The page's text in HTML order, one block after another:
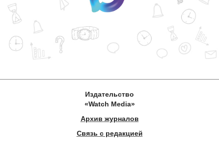
Издательство
«Watch Media»
Архив журналов
Связь с редакцией